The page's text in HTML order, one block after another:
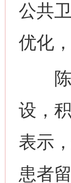
公共
优化
陈
设，
表示
患者